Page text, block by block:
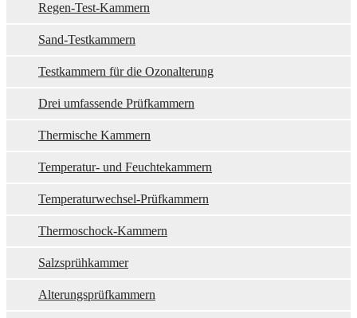
Regen-Test-Kammern
Sand-Testkammern
Testkammern für die Ozonalterung
Drei umfassende Prüfkammern
Thermische Kammern
Temperatur- und Feuchtekammern
Temperaturwechsel-Prüfkammern
Thermoschock-Kammern
Salzsprühkammer
Alterungsprüfkammern